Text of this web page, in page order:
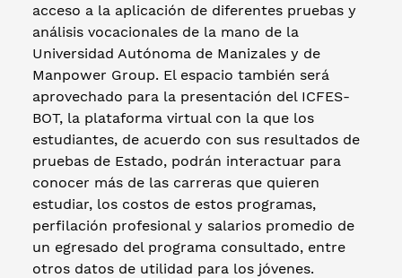
acceso a la aplicación de diferentes pruebas y
análisis vocacionales de la mano de la
Universidad Autónoma de Manizales y de
Manpower Group. El espacio también será
aprovechado para la presentación del ICFES-
BOT, la plataforma virtual con la que los
estudiantes, de acuerdo con sus resultados de
pruebas de Estado, podrán interactuar para
conocer más de las carreras que quieren
estudiar, los costos de estos programas,
perfilación profesional y salarios promedio de
un egresado del programa consultado, entre
otros datos de utilidad para los jóvenes.